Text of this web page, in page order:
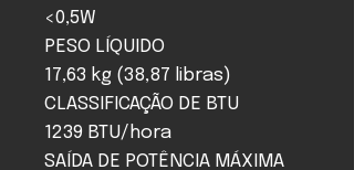
<0,5W
PESO LÍQUIDO
17,63 kg (38,87 libras)
CLASSIFICAÇÃO DE BTU
1239 BTU/hora
SAÍDA DE POTÊNCIA MÁXIMA